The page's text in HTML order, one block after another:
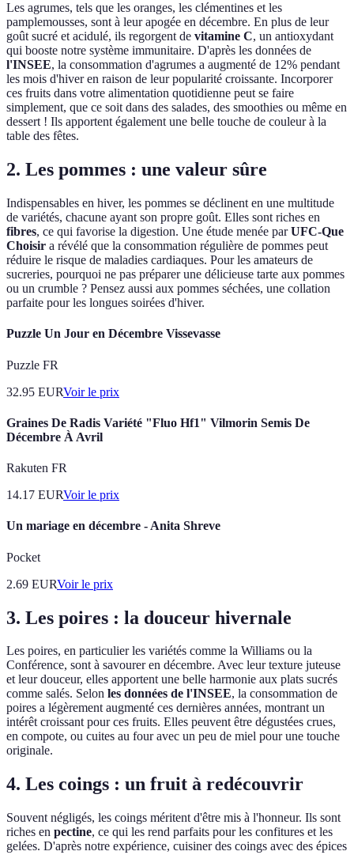
Les agrumes, tels que les oranges, les clémentines et les
pamplemousses, sont à leur apogée en décembre. En plus de leur
goût sucré et acidulé, ils regorgent de vitamine C, un antioxydant
qui booste notre système immunitaire. D'après les données de
l'INSEE, la consommation d'agrumes a augmenté de 12% pendant
les mois d'hiver en raison de leur popularité croissante. Incorporer
ces fruits dans votre alimentation quotidienne peut se faire
simplement, que ce soit dans des salades, des smoothies ou même en
dessert ! Ils apportent également une belle touche de couleur à la
table des fêtes.
2. Les pommes : une valeur sûre
Indispensables en hiver, les pommes se déclinent en une multitude
de variétés, chacune ayant son propre goût. Elles sont riches en
fibres, ce qui favorise la digestion. Une étude menée parUFC-Que
Choisir a révélé que la consommation régulière de pommes peut
réduire le risque de maladies cardiaques. Pour les amateurs de
sucreries, pourquoi ne pas préparer une délicieuse tarte aux pommes
ou un crumble ? Pensez aussi aux pommes séchées, une collation
parfaite pour les longues soirées d'hiver.
Puzzle Un Jour en Décembre Vissevasse
Puzzle FR
32.95 EURVoir le prix
Graines De Radis Variété "Fluo Hf1" Vilmorin Semis De
Décembre À Avril
Rakuten FR
14.17 EURVoir le prix
Un mariage en décembre - Anita Shreve
Pocket
2.69 EURVoir le prix
3. Les poires : la douceur hivernale
Les poires, en particulier les variétés comme la Williams ou la
Conférence, sont à savourer en décembre. Avec leur texture juteuse
et leur douceur, elles apportent une belle harmonie aux plats sucrés
comme salés. Selon les données de l'INSEE, la consommation de
poires a légèrement augmenté ces dernières années, montrant un
intérêt croissant pour ces fruits. Elles peuvent être dégustées crues,
en compote, ou cuites au four avec un peu de miel pour une touche
originale.
4. Les coings : un fruit à redécouvrir
Souvent négligés, les coings méritent d'être mis à l'honneur. Ils sont
riches en pectine, ce qui les rend parfaits pour les confitures et les
gelées. D'après notre expérience, cuisiner des coings avec des épices